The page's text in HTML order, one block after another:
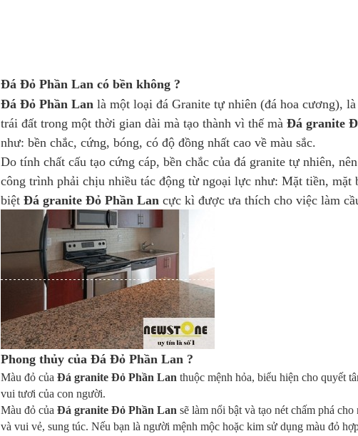
Đá Đỏ Phần Lan có bền không ?
Đá Đỏ Phần Lan là một loại đá Granite tự nhiên (đá hoa cương),
trái đất trong một thời gian dài mà tạo thành vì thế mà Đá granite
như: bền chắc, cứng, bóng, có độ đồng nhất cao về màu sắc.
Do tính chất cấu tạo cứng cáp, bền chắc của đá granite tự nhiên, nên
công trình phải chịu nhiều tác động từ ngoại lực như: Mặt tiền,
biệt Đá granite Đỏ Phần Lan cực kì được ưa thích cho việc làm
Phong thủy của Đá Đỏ Phần Lan ?
Màu đỏ của Đá granite Đỏ Phần Lan thuộc mệnh hỏa, biểu hiện cho quyết
vui tươi của con người.
Màu đỏ của Đá granite Đỏ Phần Lan sẽ làm nổi bật và tạo nét chấm phá
và vui vẻ, sung túc. Nếu bạn là người mệnh mộc hoặc kim sử dụng màu đỏ